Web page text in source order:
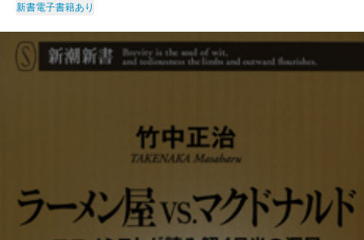
新書電子書籍あり